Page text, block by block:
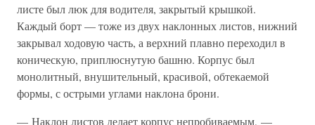
листе был люк для водителя, закрытый крышкой.
Каждый борт — тоже из двух наклонных листов, нижний
закрывал ходовую часть, а верхний плавно переходил в
коническую, приплюснутую башню. Корпус был
монолитный, внушительный, красивой, обтекаемой
формы, с острыми углами наклона брони.
— Наклон листов делает корпус непробиваемым, —